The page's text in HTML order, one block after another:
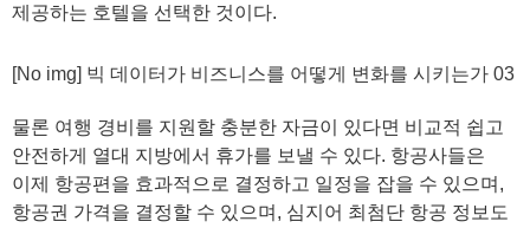
제공하는 호텔을 선택한 것이다.
[No img] 빅 데이터가 비즈니스를 어떻게 변화를 시키는가 03
물론 여행 경비를 지원할 충분한 자금이 있다면 비교적 쉽고
안전하게 열대 지방에서 휴가를 보낼 수 있다. 항공사들은
이제 항공편을 효과적으로 결정하고 일정을 잡을 수 있으며,
항공권 가격을 결정할 수 있으며, 심지어 최첨단 항공 정보도